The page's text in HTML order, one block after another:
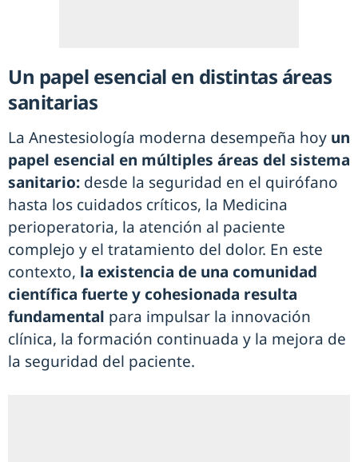
Un papel esencial en distintas áreas
sanitarias
La Anestesiología moderna desempeña hoy un
papel esencial en múltiples áreas del sistema
sanitario: desde la seguridad en el quirófano
hasta los cuidados críticos, la Medicina
perioperatoria, la atención al paciente
complejo y el tratamiento del dolor. En este
contexto, la existencia de una comunidad
científica fuerte y cohesionada resulta
fundamental para impulsar la innovación
clínica, la formación continuada y la mejora de
la seguridad del paciente.